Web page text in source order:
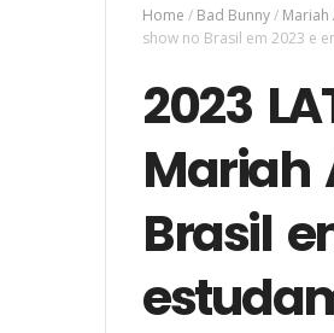
Home / Bad Bunny/ Mariah
show no Brasil em 2023 e
2023
Mariah
Brasil